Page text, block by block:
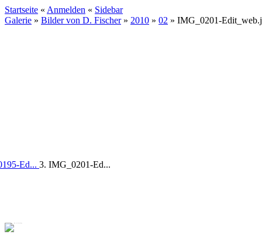
Startseite « Anmelden « Sidebar
Galerie » Bilder von D. Fischer» 2010 » 02 » IMG_0201-
Ed... 3. IMG_0201-Ed...